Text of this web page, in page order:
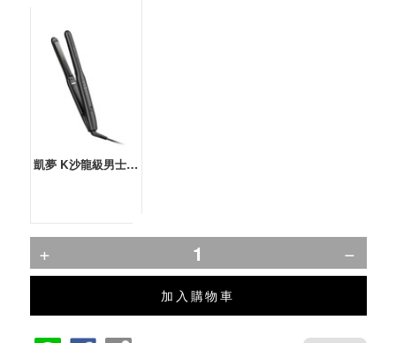
凱夢 K沙龍級男士專用離子夾
加入購物車